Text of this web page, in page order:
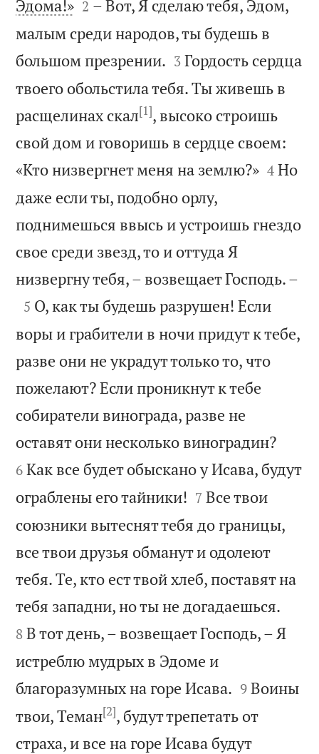
Эдома!»
2 – Вот, Я сделаю тебя, Эдом,
малым среди народов, ты будешь в
большом презрении. 

3 Гордость сердца
твоего обольстила тебя. Ты живешь в
расщелинах скал[1], высоко строишь
свой дом и говоришь в сердце своем:
«Кто низвергнет меня на землю?»
4 Но
даже если ты, подобно орлу,
поднимешься ввысь и устроишь гнездо
свое среди звезд, то и оттуда Я
низвергну тебя, – возвещает Господь. –

5 О, как ты будешь разрушен! Если
воры и грабители в ночи придут к тебе,
разве они не украдут только то, что
пожелают? Если проникнут к тебе
собиратели винограда, разве не
оставят они несколько виноградин?
6 Как все будет обыскано у Исава, будут
ограблены его тайники! 

7 Все твои
союзники вытеснят тебя до границы,
все твои друзья обманут и одолеют
тебя. Те, кто ест твой хлеб, поставят на
тебя западни, но ты не догадаешься.
8 В тот день, – возвещает Господь, – Я
истреблю мудрых в Эдоме и
благоразумных на горе Исава. 

9 Воины
твои, Теман[2], будут трепетать от
страха, и все на горе Исава будут